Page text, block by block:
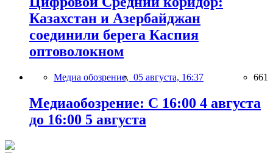
Казахстан и Азербайджан
соединили берега Каспия
оптоволокном
Медиа обозрение, 05 августа, 16:37 661
Медиаобозрение: С 16:00 4 августа
до 16:00 5 августа